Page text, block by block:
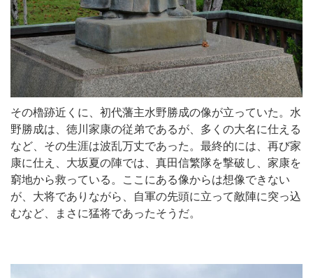
その櫓跡近くに、初代藩主水野勝成の像が立っていた。水
野勝成は、徳川家康の従弟であるが、多くの大名に仕える
など、その生涯は波乱万丈であった。最終的には、再び家
康に仕え、大坂夏の陣では、真田信繁隊を撃破し、家康を
窮地から救っている。ここにある像からは想像できない
が、大将でありながら、自軍の先頭に立って敵陣に突っ込
むなど、まさに猛将であったそうだ。